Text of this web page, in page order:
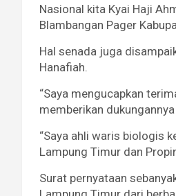
Nasional kita Kyai Haji
Blambangan Pager
Hal senada juga
Hanafiah.
“Saya mengucapkan
memberikan
“Saya ahli waris biologis
Lampung Timur dan
Surat pernyataan